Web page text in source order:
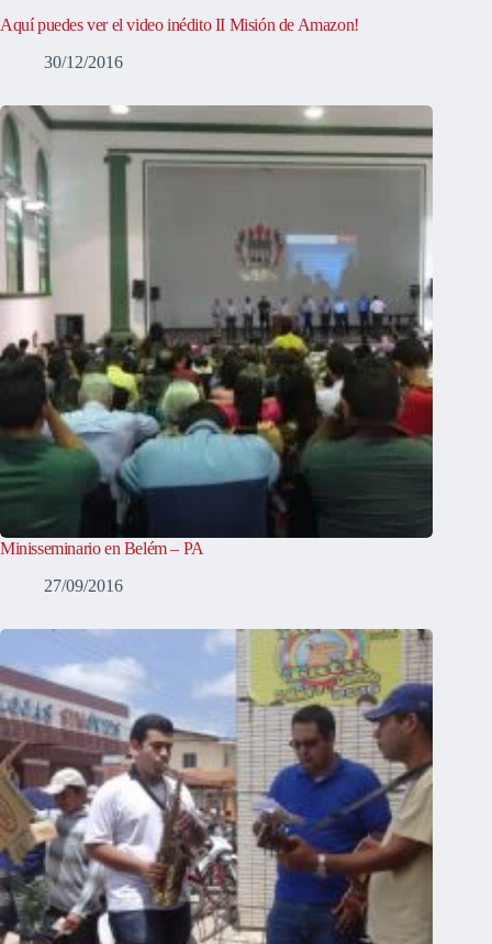
Aquí puedes ver el video inédito II Misión de Amazon!
30/12/2016
Minisseminario en Belém – PA
27/09/2016